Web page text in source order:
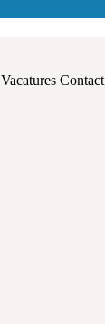
Vacatures Contact